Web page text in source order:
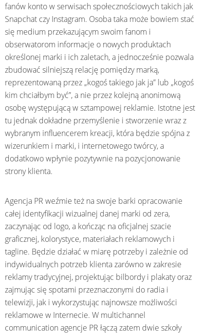
fanów konto w serwisach społecznościowych takich jak
Snapchat czy Instagram. Osoba taka może bowiem stać
się medium przekazującym swoim fanom i
obserwatorom informacje o nowych produktach
określonej marki i ich zaletach, a jednocześnie pozwala
zbudować silniejszą relację pomiędzy marką,
reprezentowaną przez „kogoś takiego jak ja” lub „kogoś
kim chciałbym być”, a nie przez kolejną anonimową
osobę występującą w sztampowej reklamie. Istotne jest
tu jednak dokładne przemyślenie i stworzenie wraz z
wybranym influencerem kreacji, która będzie spójna z
wizerunkiem i marki, i internetowego twórcy, a
dodatkowo wpłynie pozytywnie na pozycjonowanie
strony klienta.
Agencja PR weźmie też na swoje barki opracowanie
całej identyfikacji wizualnej danej marki od zera,
zaczynając od logo, a kończąc na oficjalnej szacie
graficznej, kolorystyce, materiałach reklamowych i
tagline. Będzie działać w miarę potrzeby i zależnie od
indywidualnych potrzeb klienta zarówno w zakresie
reklamy tradycyjnej, projektując bilbordy i plakaty oraz
zajmując się spotami przeznaczonymi do radia i
telewizji, jak i wykorzystując najnowsze możliwości
reklamowe w Internecie. W multichannel
communication agencje PR łączą zatem dwie szkoły